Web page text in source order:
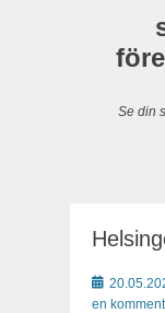
Se din
Publicerat
en